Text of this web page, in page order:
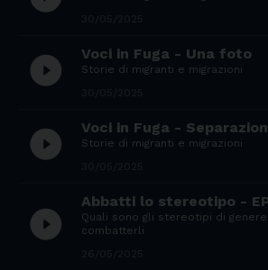
play_circle_filled Voci in Fuga - Una foto
Storie di migranti e migrazioni
play_circle_filled Voci in Fuga -
Storie di migranti e migrazioni
play_circle_filled
Abbatti lo stereotipo -
Quali sono gli stereotipi di
combatterli